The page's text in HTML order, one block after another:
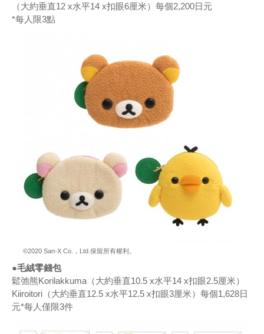
（大約垂直12 x水平14 x扣眼6厘米）每個2,200日元
*每人限3點
©2020 San-X Co.，Ltd.保留所有權利。
●毛絨零錢包
鬆弛熊Korilakkuma（大約垂直10.5 x水平14 x扣眼2.5厘米）
Kiiroitori（大約垂直12.5 x水平12.5 x扣眼3厘米）每個1,628日
元*每人僅限3件